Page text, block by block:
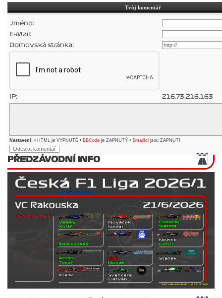
Tvůj komentář
Jméno:
E-Mail:
Domovská stránka:
IP: 216.73.216.163
Nastavení: • HTML je VYPNUTÉ • BBCode je ZAPNUTÝ • Smajlíci jsou ZAPNUTI
PŘEDZÁVODNÍ INFO